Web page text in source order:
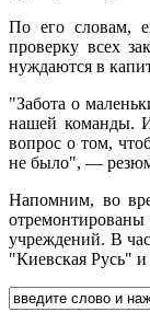
По его словам,
проверку всех
нуждаются в
"Забота о
нашей команды.
вопрос о том,
не было", —
Напомним, во
учреждений. В
"Киевская Русь"